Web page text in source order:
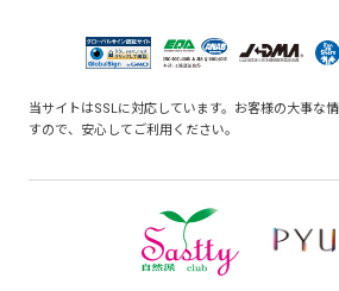
当サイトはSSLに対応しています。お客様の大事な
すので、安心してご利用ください。